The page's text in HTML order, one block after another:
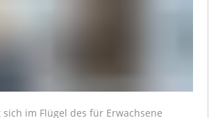
im Flügel des für Erwachsene